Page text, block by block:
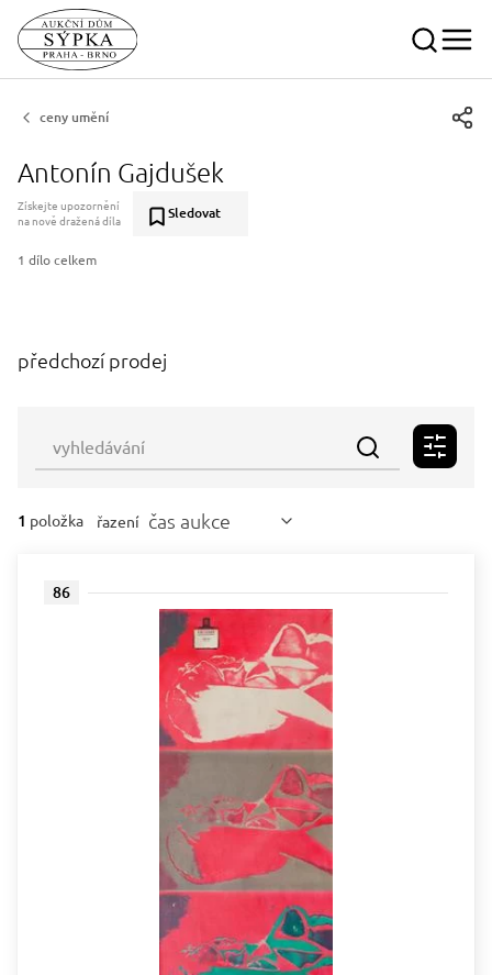
ceny umění
Antonín Gajdušek
Získejte upozornění
na nově dražená díla
Sledovat
1 dílo celkem
předchozí prodej
1 položka řazení čas aukce
86